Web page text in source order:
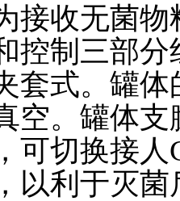
接收无菌
控制三部分
套式。罐
空。罐体
可切换接
以利于灭菌